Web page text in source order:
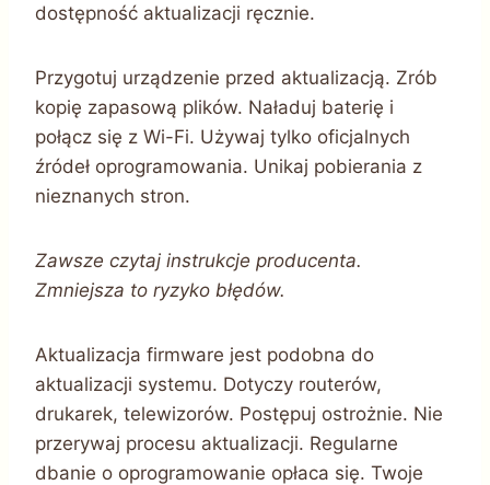
dostępność aktualizacji ręcznie.
Przygotuj urządzenie przed aktualizacją. Zrób
kopię zapasową plików. Naładuj baterię i
połącz się z Wi-Fi. Używaj tylko oficjalnych
źródeł oprogramowania. Unikaj pobierania z
nieznanych stron.
Zawsze czytaj instrukcje producenta.
Zmniejsza to ryzyko błędów.
Aktualizacja firmware jest podobna do
aktualizacji systemu. Dotyczy routerów,
drukarek, telewizorów. Postępuj ostrożnie. Nie
przerywaj procesu aktualizacji. Regularne
dbanie o oprogramowanie opłaca się. Twoje